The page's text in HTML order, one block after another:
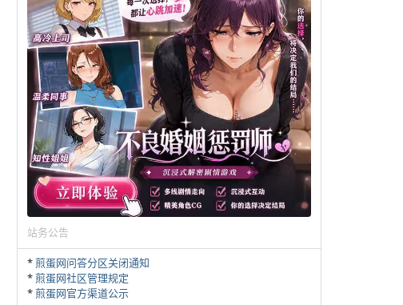
站务公告
*煎蛋网问答分区关闭通知
*煎蛋网社区管理规定
*煎蛋网官方渠道公示